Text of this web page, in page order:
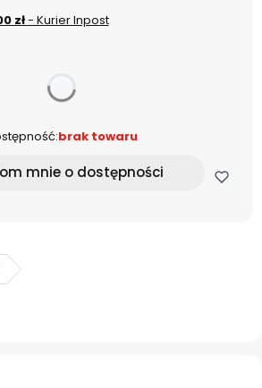
zł- Kurier Inpost
brak towaru
mnie o dostępności